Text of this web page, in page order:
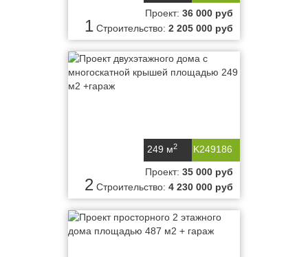
1
Проект: 36 000 руб
Строительство: 2 205 000 руб
K249186
249 м2
2
Проект: 35 000 руб
Строительство: 4 230 000 руб